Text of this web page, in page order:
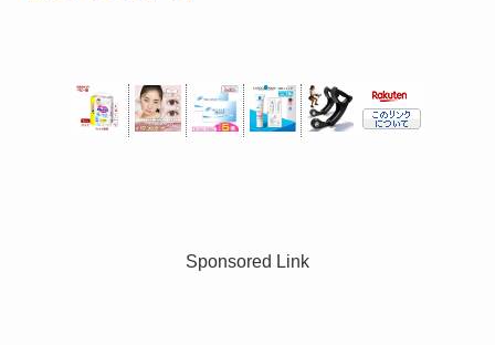
Sponsored Link